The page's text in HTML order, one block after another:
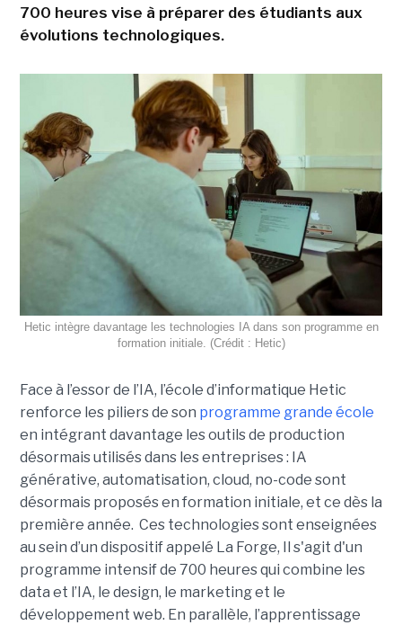
700 heures vise à préparer des étudiants aux
évolutions technologiques.
Hetic intègre davantage les technologies IA dans son programme en
formation initiale. (Crédit : Hetic)
Face à l’essor de l’IA, l’école d’informatique Hetic
renforce les piliers de son programme grande école
en intégrant davantage les outils de production
désormais utilisés dans les entreprises : IA
générative, automatisation, cloud, no-code sont
désormais proposés en formation initiale, et ce dès la
première année. Ces technologies sont enseignées
au sein d’un dispositif appelé La Forge, Il s'agit d'un
programme intensif de 700 heures qui combine les
data et l’IA, le design, le marketing et le
développement web. En parallèle, l’apprentissage